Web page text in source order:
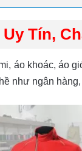
Uy Tín,
áo khoác, áo
như ngân